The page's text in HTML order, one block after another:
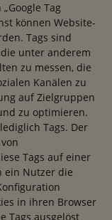
Tag
können Website-
Tags sind
unter anderem
zu messen, die
Kanälen zu
auf Zielgruppen
zu optimieren.
Tags. Der
Tags auf einer
ein Nutzer die
in ihren Browser
Tags ausgelöst